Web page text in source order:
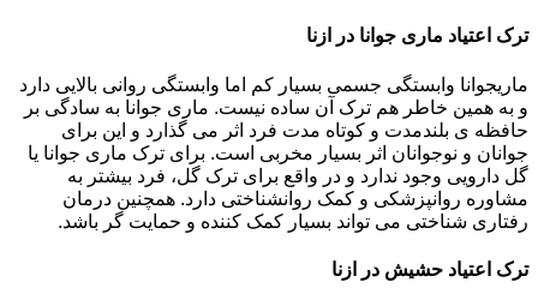
ترک اعتیاد ماری جوانا در ازنا
ماریجوانا وابستگی جسمی بسیار کم اما وابستگی روانی بالایی دارد
و به همین خاطر هم ترک آن ساده نیست. ماری جوانا به سادگی بر
حافظه ی بلندمدت و کوتاه مدت فرد اثر می گذارد و این برای
جوانان و نوجوانان اثر بسیار مخربی است. برای ترک ماری جوانا یا
گل دارویی وجود ندارد و در واقع برای ترک گل، فرد بیشتر به
مشاوره روانپزشکی و کمک روانشناختی دارد. همچنین درمان
رفتاری شناختی می تواند بسیار کمک کننده و حمایت گر باشد.
ترک اعتیاد حشیش در ازنا